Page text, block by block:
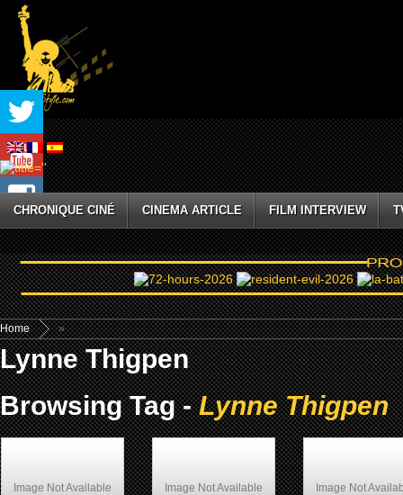
CHRONIQUE CINÉ CINEMA ARTICLE FILM INTERVIEW
Home »
Lynne Thigpen
Browsing Tag -Lynne Thigpen
Image Not Available Image Not Available Image Not